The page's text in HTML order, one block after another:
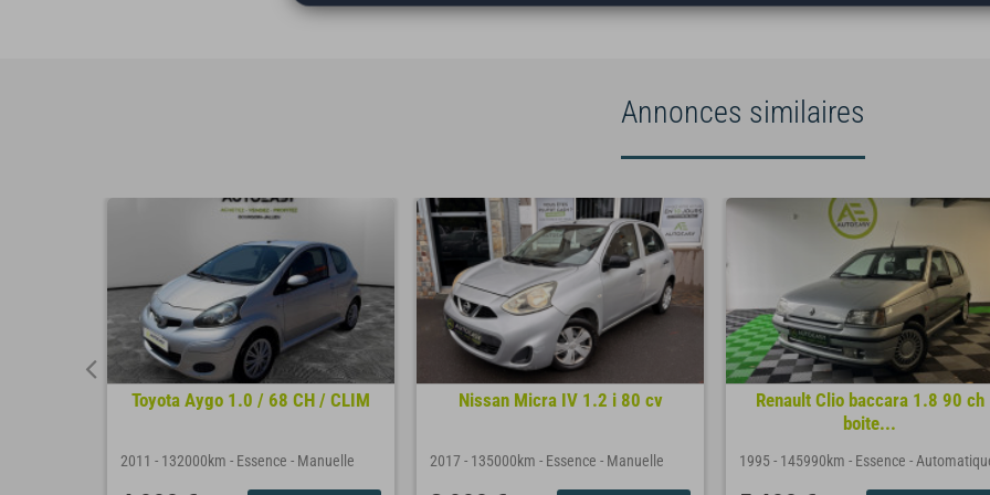
Annonces similaires
Toyota Aygo 1.0 / 68 CH / CLIM
2011 - 132000km - Essence - Manuelle
Nissan Micra IV 1.2 i 80 cv
2017- 135000km - Essence - Manuelle
Renault Clio baccara 1.8 90 ch
boite...
1995- 145990km - Essence -